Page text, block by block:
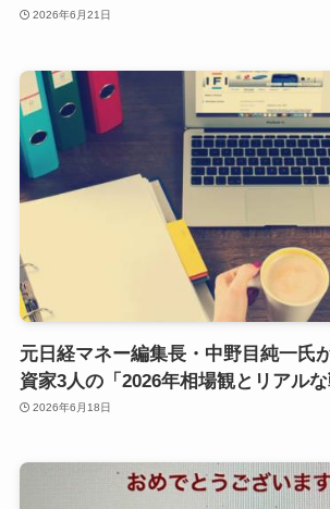
2026年6月21日
元日経マネー編集長・中野目純一氏
資家3人の「2026年相場観とリアルな
2026年6月18日